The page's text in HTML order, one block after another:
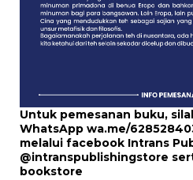
Untuk pemesanan buku,
WhatsApp wa.me/
melalui facebook Intrans
@intranspublishingstore
bookstore